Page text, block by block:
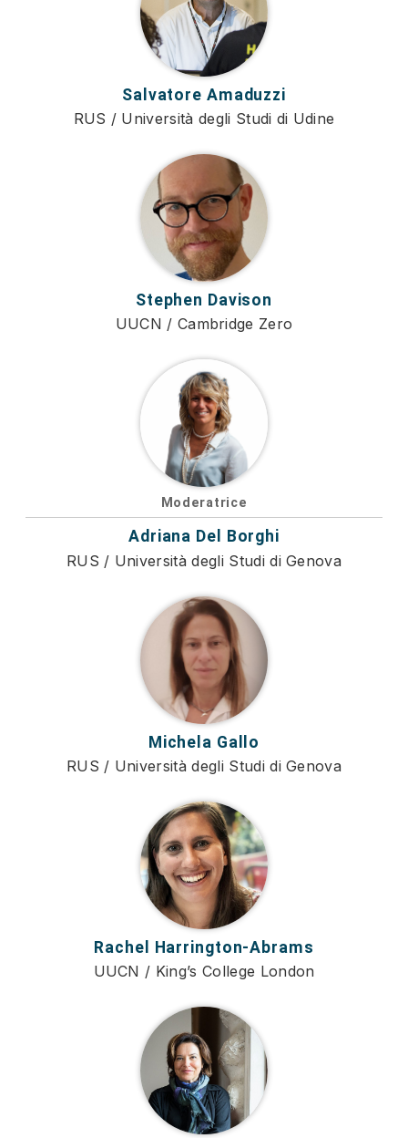
Salvatore Amaduzzi
RUS / Università degli Studi di Udine
Stephen Davison
UUCN / Cambridge Zero
Moderatrice
Adriana Del Borghi
RUS / Università degli Studi di Genova
Michela Gallo
RUS / Università degli Studi di Genova
Rachel Harrington-Abrams
UUCN / King’s College London